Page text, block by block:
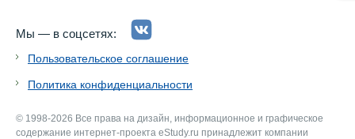
Мы — в соцсетях:
Пользовательское соглашение
Политика конфиденциальности
© 1998-2026 Все права на дизайн, информационное и графическое
содержание интернет-проекта eStudy.ru принадлежит компании